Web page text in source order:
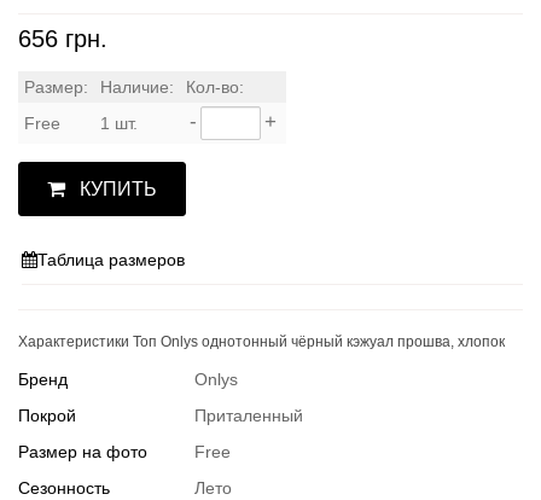
656 грн.
Размер: Наличие:
Кол-во:
Free
1 шт. - +
КУПИТЬ
Таблица размеров
Характеристики Топ Onlys однотонный чёрный кэжуал прошва, хлопок
Бренд
Onlys
Покрой
Приталенный
Размер на фото
Free
Сезонность
Лето